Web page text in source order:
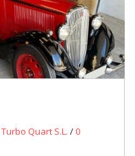
Turbo Quart S.L. / 0